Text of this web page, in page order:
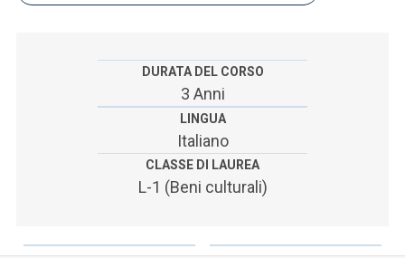
SEI UN DOCENTE O UN MEMBRO DELLO STAFF
DURATA DEL CORSO
3 Anni
LINGUA
Italiano
CLASSE DI LAUREA
L-1 (Beni culturali)